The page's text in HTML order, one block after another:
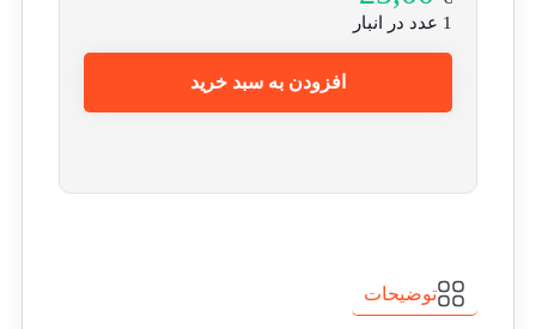
1 عدد در انبار
افزودن به سبد خرید
توضیحات